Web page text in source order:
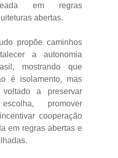
em regras
abertas.
propõe caminhos
a autonomia
mostrando que
é isolamento, mas
a preservar
promover
cooperação
em regras abertas e